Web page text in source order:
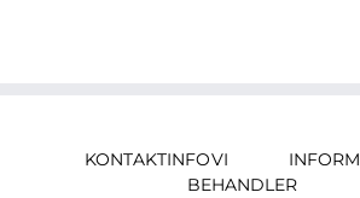
KONTAKTINFOVI
BEHANDLER